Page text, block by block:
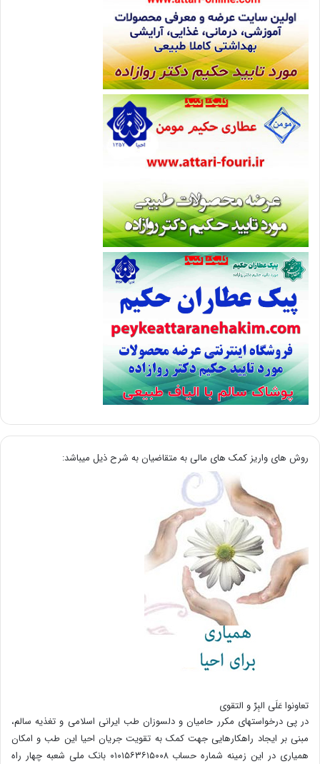
روش های واریز کمک های مالی به متقاضیان به شرح ذیل میباشد:
تعاونوا عَلَی البِرِّ و التقوی
در پی درخواستهای مکرر حامیان و دلسوزان طب ایرانی اسلامی و تغذیه سالم،
مبنی بر ایجاد راهکارهایی جهت کمک به تقویت جریان احیا این طب و امکان
همیاری در این زمینه شماره حساب ۰۱۰۱۵۶۳۶۱۵۰۰۸ بانک ملی شعبه چهار راه